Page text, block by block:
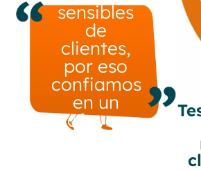
sensibles
de
clientes,
por eso
confiamos
en un
software